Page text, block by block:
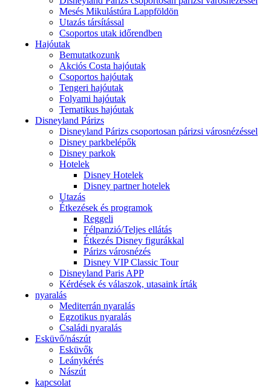
Mesés Mikulástúra Lappföldön
Utazás társítással
Csoportos utak időrendben
Hajóutak
Bemutatkozunk
Akciós Costa hajóutak
Csoportos hajóutak
Tengeri hajóutak
Folyami hajóutak
Tematikus hajóutak
Disneyland Párizs
Disneyland Párizs csoportosan párizsi városnézéssel
Disney parkbelépők
Disney parkok
Hotelek
Disney Hotelek
Disney partner hotelek
Utazás
Étkezések és programok
Reggeli
Félpanzió/Teljes ellátás
Étkezés Disney figurákkal
Párizs városnézés
Disney VIP Classic Tour
Disneyland Paris APP
Kérdések és válaszok, utasaink írták
nyaralás
Mediterrán nyaralás
Egzotikus nyaralás
Családi nyaralás
Esküvő/nászút
Esküvők
Leánykérés
Nászút
kapcsolat